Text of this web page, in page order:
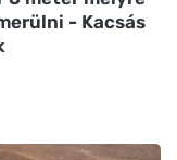
- Kacsás